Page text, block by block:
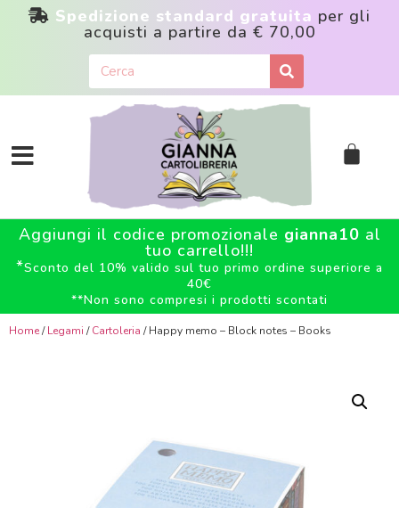
Spedizione standard gratuita per gli
acquisti a partire da € 70,00
Aggiungi il codice promozionale gianna10 al
tuo carrello!!!
*Sconto del 10% valido sul tuo primo ordine superiore a
40€
**Non sono compresi i prodotti scontati
Home/Legami /Cartoleria / Happy memo – Block notes – Books